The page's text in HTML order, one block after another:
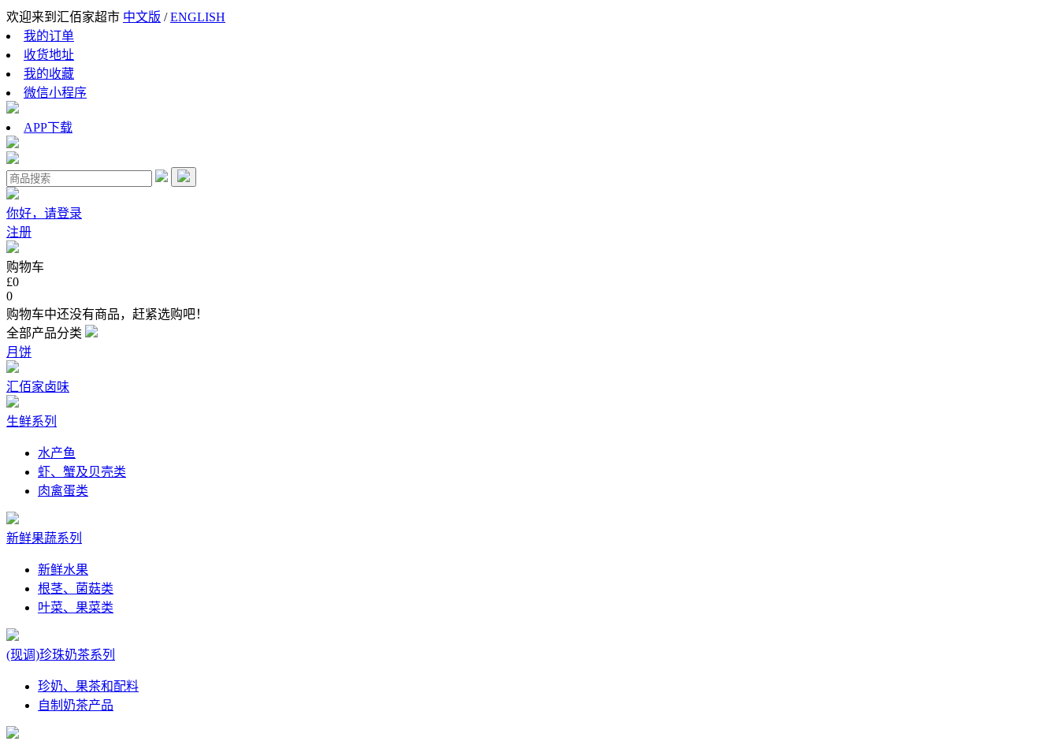
欢迎来到汇佰家超市 中文版 /ENGLISH
我的订单
收货地址
我的收藏
微信小程序
APP下载
你好，请登录
注册
购物车
£0
0
购物车中还没有商品，赶紧选购吧！
全部产品分类
月饼
汇佰家卤味
生鲜系列
水产鱼
虾、蟹及贝壳类
肉禽蛋类
新鲜果蔬系列
新鲜水果
根茎、菌菇类
叶菜、果菜类
(现调)珍珠奶茶系列
珍奶、果茶和配料
自制奶茶产品